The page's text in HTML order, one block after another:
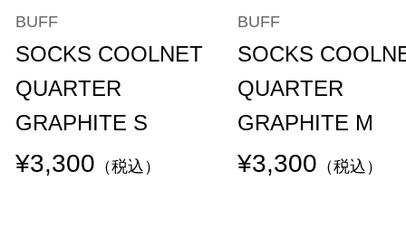
BUFF
SOCKS COOLNET
QUARTER
GRAPHITE S
¥3,300 （税込）
BUFF
SOCKS
QUARTER
GRAPHITE M
¥3,300 （税込）